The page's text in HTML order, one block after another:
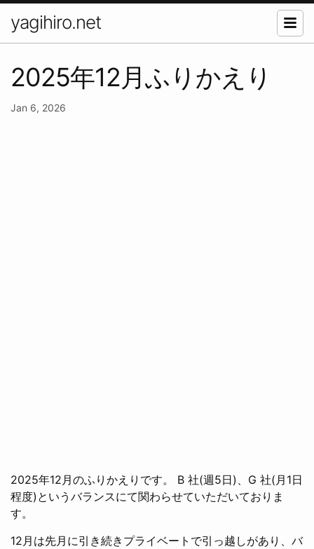
yagihiro.net
2025年12月ふりかえり
Jan 6, 2026
2025年12月のふりかえりです。 B 社(週5日)、G 社(月1日
程度)というバランスにて関わらせていただいておりま
す。
12月は先月に引き続きプライベートで引っ越しがあり、バ